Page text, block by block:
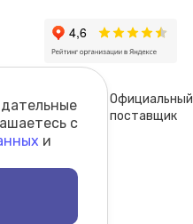
Официальный
поставщик
с
и